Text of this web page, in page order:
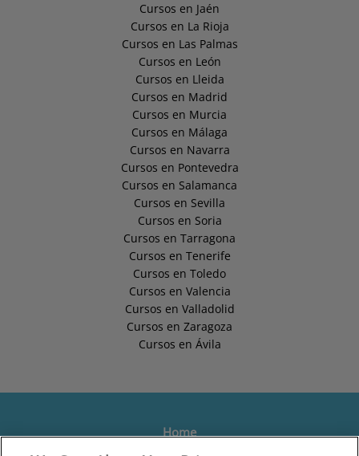
Cursos en Jaén
Cursos en La Rioja
Cursos en Las Palmas
Cursos en León
Cursos en Lleida
Cursos en Madrid
Cursos en Murcia
Cursos en Málaga
Cursos en Navarra
Cursos en Pontevedra
Cursos en Salamanca
Cursos en Sevilla
Cursos en Soria
Cursos en Tarragona
Cursos en Tenerife
Cursos en Toledo
Cursos en Valencia
Cursos en Valladolid
Cursos en Zaragoza
Cursos en Ávila
Home